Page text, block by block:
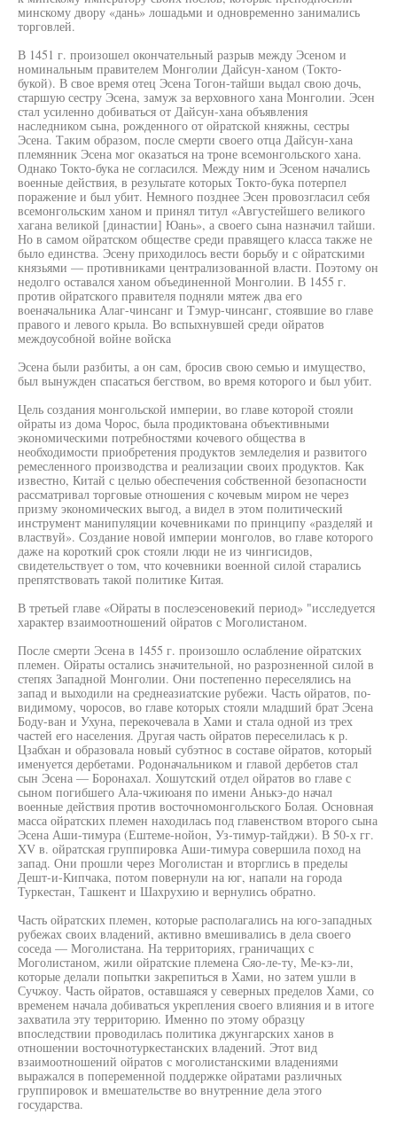
минскому двору «дань» лошадьми и одновременно занимались
торговлей.
В 1451 г. произошел окончательный разрыв между Эсеном и
номинальным правителем Монголии Дайсун-ханом (Токто-
букой). В свое время отец Эсена Тогон-тайши выдал свою дочь,
старшую сестру Эсена, замуж за верховного хана Монголии. Эсен
стал усиленно добиваться от Дайсун-хана объявления
наследником сына, рожденного от ойратской княжны, сестры
Эсена. Таким образом, после смерти своего отца Дайсун-хана
племянник Эсена мог оказаться на троне всемонгольского хана.
Однако Токто-бука не согласился. Между ним и Эсеном начались
военные действия, в результате которых Токто-бука потерпел
поражение и был убит. Немного позднее Эсен провозгласил себя
всемонгольским ханом и принял титул «Августейшего великого
хагана великой [династии] Юань», а своего сына назначил тайши.
Но в самом ойратском обществе среди правящего класса также не
было единства. Эсену приходилось вести борьбу и с ойратскими
князьями — противниками централизованной власти. Поэтому он
недолго оставался ханом объединенной Монголии. В 1455 г.
против ойратского правителя подняли мятеж два его
военачальника Алаг-чинсанг и Тэмур-чинсанг, стоявшие во главе
правого и левого крыла. Во вспыхнувшей среди ойратов
междоусобной войне войска
Эсена были разбиты, а он сам, бросив свою семью и имущество,
был вынужден спасаться бегством, во время которого и был убит.
Цель создания монгольской империи, во главе которой стояли
ойраты из дома Чорос, была продиктована объективными
экономическими потребностями кочевого общества в
необходимости приобретения продуктов земледелия и развитого
ремесленного производства и реализации своих продуктов. Как
известно, Китай с целью обеспечения собственной безопасности
рассматривал торговые отношения с кочевым миром не через
призму экономических выгод, а видел в этом политический
инструмент манипуляции кочевниками по принципу «разделяй и
властвуй». Создание новой империи монголов, во главе которого
даже на короткий срок стояли люди не из чингисидов,
свидетельствует о том, что кочевники военной силой старались
препятствовать такой политике Китая.
В третьей главе «Ойраты в послеэсеновекий период» "исследуется
характер взаимоотношений ойратов с Моголистаном.
После смерти Эсена в 1455 г. произошло ослабление ойратских
племен. Ойраты остались значительной, но разрозненной силой в
степях Западной Монголии. Они постепенно переселялись на
запад и выходили на среднеазиатские рубежи. Часть ойратов, по-
видимому, чоросов, во главе которых стояли младший брат Эсена
Боду-ван и Ухуна, перекочевала в Хами и стала одной из трех
частей его населения. Другая часть ойратов переселилась к р.
Цзабхан и образовала новый субэтнос в составе ойратов, который
именуется дербетами. Родоначальником и главой дербетов стал
сын Эсена — Боронахал. Хошутский отдел ойратов во главе с
сыном погибшего Ала-чжиюаня по имени Анькэ-до начал
военные действия против восточномонгольского Болая. Основная
масса ойратских племен находилась под главенством второго сына
Эсена Аши-тимура (Ештеме-нойон, Уз-тимур-тайджи). В 50-х гг.
XV в. ойратская группировка Аши-тимура совершила поход на
запад. Они прошли через Моголистан и вторглись в пределы
Дешт-и-Кипчака, потом повернули на юг, напали на города
Туркестан, Ташкент и Шахрухию и вернулись обратно.
Часть ойратских племен, которые располагались на юго-западных
рубежах своих владений, активно вмешивались в дела своего
соседа — Моголистана. На территориях, граничащих с
Моголистаном, жили ойратские племена Сяо-ле-ту, Ме-кэ-ли,
которые делали попытки закрепиться в Хами, но затем ушли в
Сучжоу. Часть ойратов, оставшаяся у северных пределов Хами, со
временем начала добиваться укрепления своего влияния и в итоге
захватила эту территорию. Именно по этому образцу
впоследствии проводилась политика джунгарских ханов в
отношении восточнотуркестанских владений. Этот вид
взаимоотношений ойратов с моголистанскими владениями
выражался в попеременной поддержке ойратами различных
группировок и вмешательстве во внутренние дела этого
государства.